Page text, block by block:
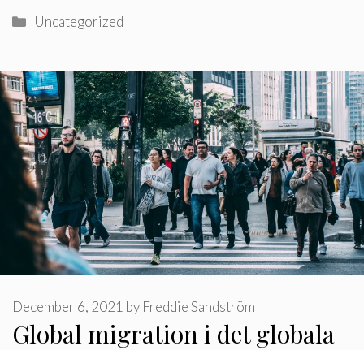
Categories
Uncategorized
Global migration i det globala
December 6, 2021 by Freddie Sandström